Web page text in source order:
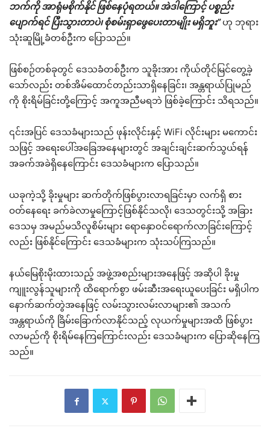
ဘက်ကို အာရုံမစိုက်နိုင် ဖြစ်နေပုံရတယ်။ အဲဒါကြောင့် ပစ္စည်း
ပျောက်ရင် ပြီးသွားတာပဲ၊ စုံစမ်းရှာဖွေပေးတာမျိုး မရှိဘူး”ဟု ဘုရား
သုံးဆူမြို့ခံတစ်ဦးက ပြောသည်။
ဖြစ်စဉ်တစ်ခုတွင် ဒေသခံတစ်ဦးက သူခိုးအား ကိုယ်တိုင်မြင်တွေ့ခဲ့
သော်လည်း တစ်အိမ်ထောင်တည်းသာရှိနေခြင်း၊ အန္တရာယ်ပြုမည်
ကို စိုးရိမ်ခြင်းတို့ကြောင့် အကူအညီမရဘဲ ဖြစ်ခဲ့ကြောင်း သိရသည်။
၎င်းအပြင် ဒေသခံများသည် ဖုန်းလိုင်းနှင့် WiFi လိုင်းများ မကောင်း
သဖြင့် အရေးပေါ်အခြေအနေများတွင် အချင်းချင်းဆက်သွယ်ရန်
အခက်အခဲရှိနေကြောင်း ဒေသခံများက ပြောသည်။
ယခုကဲ့သို့ ခိုးမှုများ ဆက်တိုက်ဖြစ်ပွားလာရခြင်းမှာ လက်ရှိ စား
ဝတ်နေရေး ခက်ခဲလာမှုကြောင့်ဖြစ်နိုင်သလို၊ ဒေသတွင်းသို့ အခြား
ဒေသမှ အမည်မသိလူစိမ်းများ ရောနှောဝင်ရောက်လာခြင်းကြောင့်
လည်း ဖြစ်နိုင်ကြောင်း ဒေသခံများက သုံးသပ်ကြသည်။
နယ်မြေစိုးမိုးထားသည့် အဖွဲ့အစည်းများအနေဖြင့် အဆိုပါ ခိုးမှု
ကျူးလွန်သူများကို ထိရောက်စွာ ဖမ်းဆီးအရေးယူပေးခြင်း မရှိပါက
နောက်ဆက်တွဲအနေဖြင့် လမ်းသွားလမ်းလာများ၏ အသက်
အန္တရာယ်ကို ခြိမ်းခြောက်လာနိုင်သည့် လုယက်မှုများအထိ ဖြစ်ပွား
လာမည်ကို စိုးရိမ်နေကြကြောင်းလည်း ဒေသခံများက ပြောဆိုနေကြ
သည်။